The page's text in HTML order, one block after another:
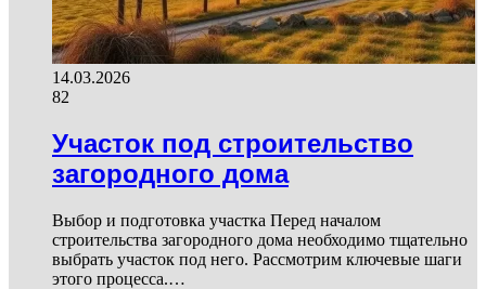
14.03.2026
82
Участок под строительство
загородного дома
Выбор и подготовка участка Перед началом
строительства загородного дома необходимо тщательно
выбрать участок под него. Рассмотрим ключевые шаги
этого процесса.…